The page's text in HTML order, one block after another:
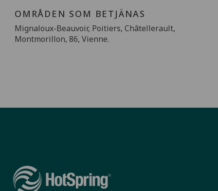
OMRÅDEN SOM BETJÄNAS
Mignaloux-Beauvoir, Poitiers, Châtellerault,
Montmorillon, 86, Vienne.